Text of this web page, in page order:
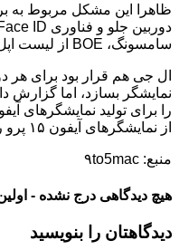
ظاهرا این مشکل مربوط به
سامسونگ، BOE از لیست اپل خارج شده است.
نمایشگر بسازد، اما گزارش
از نمایشگرهای آیفون ۱۵ پرو را خواهد ساخت.
منبع: ۹to5mac
هیچ دیدگاهی درج نشده -
دیدگاهتان را بنویسید